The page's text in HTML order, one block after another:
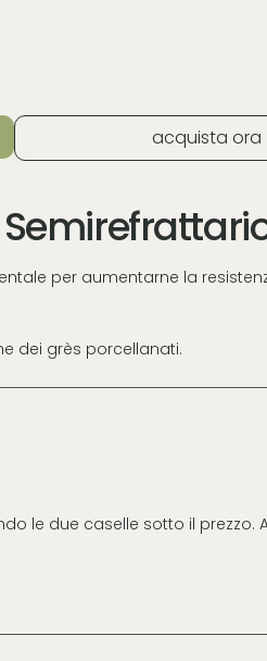
acquista ora
per aumentarne la
dei grès porcellanati.
le due caselle sotto il prezzo.